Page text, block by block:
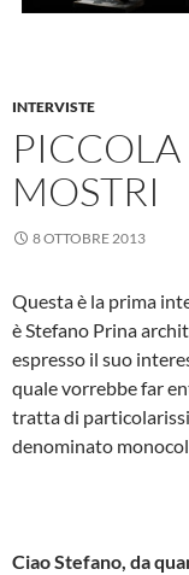
INTERVISTE
MOSTRI
8 OTTOBRE 2013
Questa è la prima
è Stefano Prina
espresso il suo
quale vorrebbe far
tratta di
denominato
Ciao Stefano, da